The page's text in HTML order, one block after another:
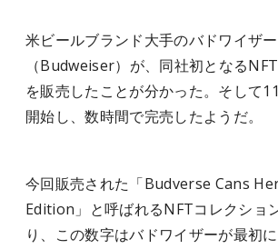
米ビールブランド大手のバドワイザー
（Budweiser）が、同社初となる
を販売したことが分かった。そして
開始し、数時間で完売したようだ。
今回販売された「Budverse Cans
Edition」と呼ばれるNFTコレクショ
り、この数字はバドワイザーが最初